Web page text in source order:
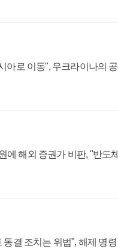
아로 이동", 우크라이나의 공
에 해외 증권가 비판, "반도체
결 조치는 위법", 해제 명령